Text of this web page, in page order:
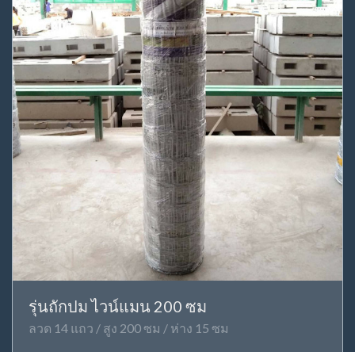
รุ่นถักปม ไวน์แมน 200 ซม
ลวด 14 แถว / สูง 200 ซม / ห่าง 15 ซม